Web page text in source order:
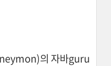
의 자바guru